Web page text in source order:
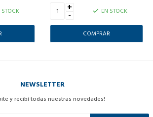
STOCK
+
- EN STOCK
NEWSLETTER
y recibí todas nuestras novedades!